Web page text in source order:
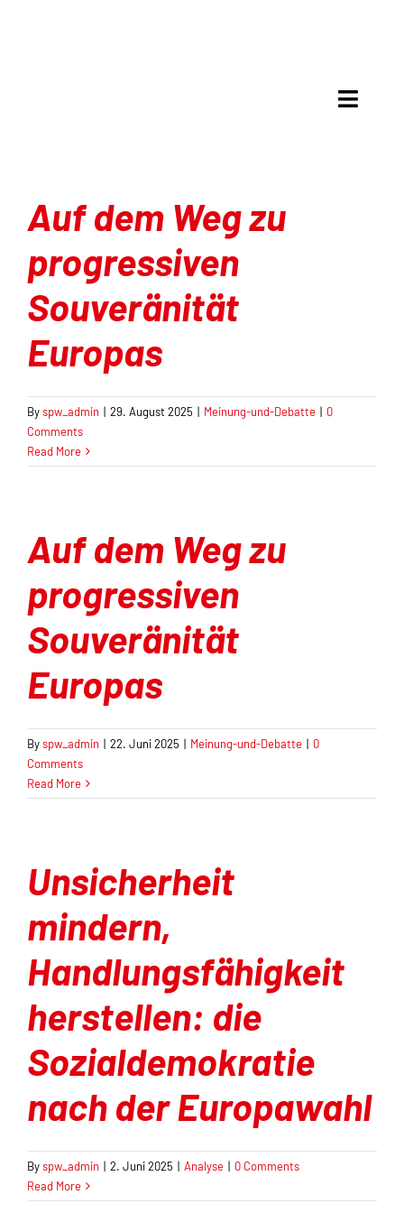
Toggle
Analyse
Mit Recht politisch
Gespräche
Orientierungsrahmen
Zeitschrift
Auf dem Weg zu
progressiven
Souveränität
Europas
Byspw_admin | 29. August 2025 | Meinung-und-Debatte | 0
Comments
Read More
Auf dem Weg zu
progressiven
Souveränität
Europas
Byspw_admin | 22. Juni 2025 | Meinung-und-Debatte | 0
Comments
Read More
Unsicherheit
mindern,
Handlungsfähigkeit
herstellen: die
Sozialdemokratie
nach der Europawahl
Byspw_admin | 2. Juni 2025 | Analyse | 0 Comments
Read More